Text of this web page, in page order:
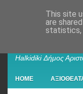
Halkidiki Δήμος
HOME
This site
are
statistics,